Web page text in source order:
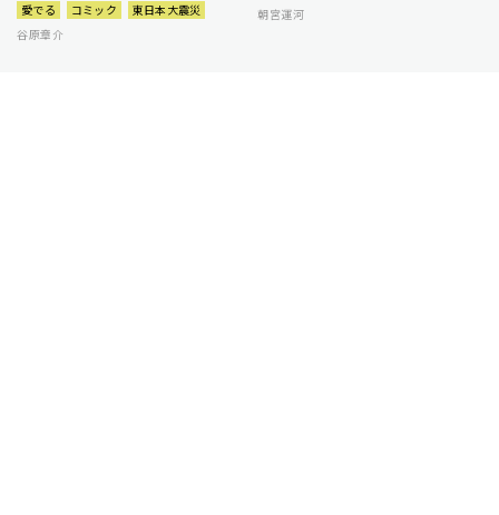
愛でる コミック
東日本大震災
谷原章介
朝宮運河